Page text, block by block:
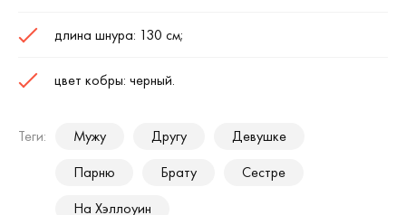
длина шнура: 130 см;
цвет кобры: черный.
Теги: Мужу Другу
Девушке
Парню
Брату
Сестре
На Хэллоуин